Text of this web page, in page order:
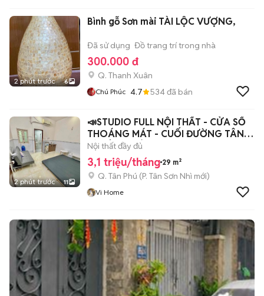
2 phút trước 6
Bình gỗ Sơn mài TÀI LỘC VƯỢNG,
Đã sử dụng Đồ trang trí trong nhà
300.000 đ
Q. Thanh Xuân
Chú Phúc 4.7 534đã bán
2 phút trước 11
📣STUDIO FULL NỘI THẤT - CỬA SỔ
THOÁNG MÁT - CUỐI ĐƯỜNG TÂN
KỲ TÂN QUÝ📣
Nội thất đầy đủ
3,1 triệu/tháng 29 m²
Q. Tân Phú (P. Tân Sơn Nhì mới)
Vi Home